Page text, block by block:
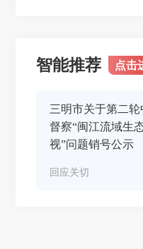
智能推荐 点击
三明市关于第二
督察“闽江流域生
视”问题销号公示
回应关切